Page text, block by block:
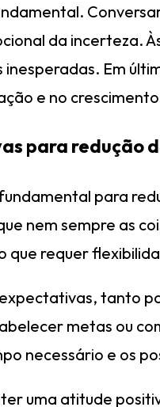
da incerteza.
inesperadas. Em
e no
para redução
para
nem sempre as
que requer
tanto
metas ou
necessário e os
uma atitude